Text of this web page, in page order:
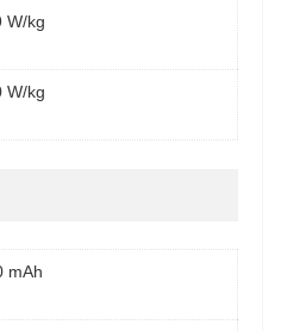
W/kg
W/kg
mAh